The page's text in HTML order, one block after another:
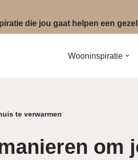
die jou gaat helpen een
Wooninspiratie
te verwarmen
om